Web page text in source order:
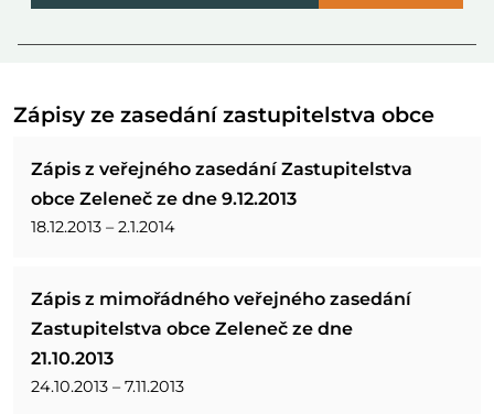
Zápisy ze zasedání zastupitelstva obce
Zápis z veřejného zasedání Zastupitelstva
obce Zeleneč ze dne 9.12.2013
18.12.2013 – 2.1.2014
Zápis z mimořádného veřejného zasedání
Zastupitelstva obce Zeleneč ze dne
21.10.2013
24.10.2013 – 7.11.2013